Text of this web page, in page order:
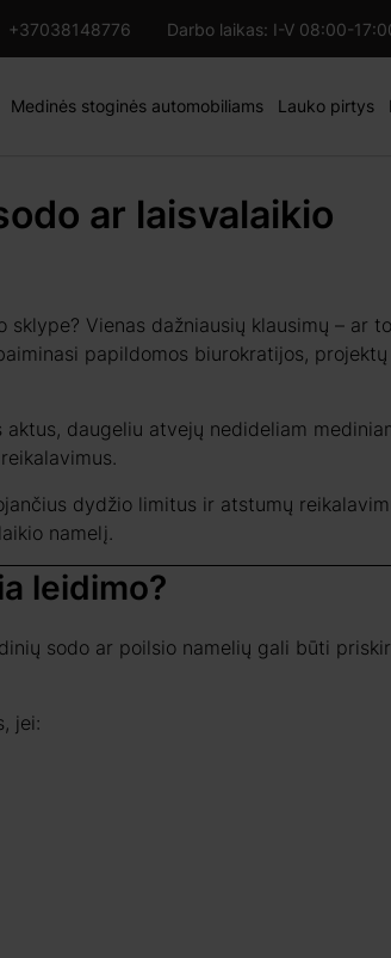
+37038148776 Darbo laikas: I-V 08:00-
Medinės stoginės automobiliams Lauko pirtys
ar laisvalaikio
Vienas dažniausių klausimų – ar
papildomos biurokratijos,
daugeliu atvejų nedideliam
dydžio limitus ir atstumų
namelį.
leidimo?
sodo ar poilsio namelių gali būti
jei: